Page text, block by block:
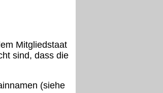
Mitgliedstaat
sind, dass die
(siehe